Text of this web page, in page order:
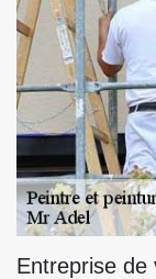
Entreprise de